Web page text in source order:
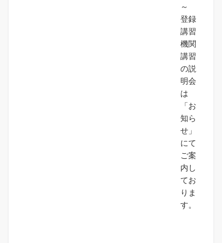
～
登録
講習
機関
講習
の説
明会
は
「お
知ら
せ」
にて
ご案
内し
てお
りま
す。